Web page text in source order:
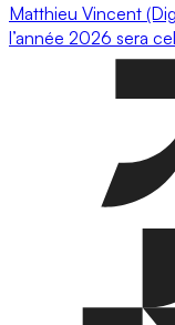
Matthieu Vincent
l’année 2026 sera